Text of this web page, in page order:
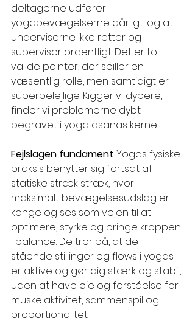
deltagerne udfører
yogabevægelserne dårligt, og at
underviserne ikke retter og
supervisor ordentligt. Det er to
valide pointer, der spiller en
væsentlig rolle, men samtidigt er
superbelejlige. Kigger vi dybere,
finder vi problemerne dybt
begravet i yoga asanas kerne.
Fejlslagen fundament: Yogas fysiske
praksis benytter sig fortsat af
statiske stræk stræk, hvor
maksimalt bevægelsesudslag er
konge og ses som vejen til at
optimere, styrke og bringe kroppen
i balance. De tror på, at de
stående stillinger og flows i yogas
er aktive og gør dig stærk og stabil,
uden at have øje og forståelse for
muskelaktivitet, sammenspil og
proportionalitet.